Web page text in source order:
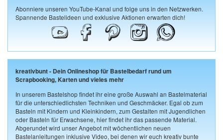
Abonniere unseren YouTube-Kanal und folge uns in den Netzwerken.
Spannende Bastelideen und exklusive Aktionen erwarten dich!
kreativbunt - Dein Onlineshop für Bastelbedarf rund um
Scrapbooking, Karten und vieles mehr
In unserem Bastelshop findet ihr eine große Auswahl an Bastelmaterial
für die unterschiedlichsten Techniken und Geschmäcker. Egal ob zum
Basteln mit Kindern und Kleinkindern, zum Gestalten mit Jugendlichen
oder Basteln für Erwachsene, hier findet ihr das passende Material.
Abgerundet wird unser Angebot mit wöchentlichen neuen
Bastelanleitungen inklusive Video, bei denen wir euch kreativ bunte